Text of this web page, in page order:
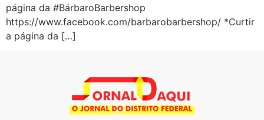
página da #BárbaroBarbershop
https://www.facebook.com/barbarobarbershop/ *Curtir
a página da […]